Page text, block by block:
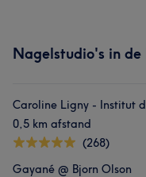
Nagelstudio's in
Caroline Ligny - Institut
0,5 km afstand
(268)
Gayané @ Bjorn Olson